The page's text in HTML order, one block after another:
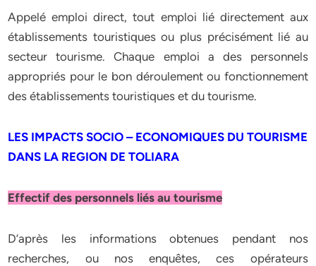
Appelé emploi direct, tout emploi lié directement aux
établissements touristiques ou plus précisément lié au
secteur tourisme. Chaque emploi a des personnels
appropriés pour le bon déroulement ou fonctionnement
des établissements touristiques et du tourisme.
LES IMPACTS SOCIO – ECONOMIQUES DU TOURISME
DANS LA REGION DE TOLIARA
Effectif des personnels liés au tourisme
D’après les informations obtenues pendant nos
recherches, ou nos enquêtes, ces opérateurs